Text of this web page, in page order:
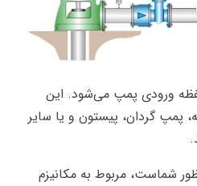
ورودی پمپ می‌شود. این
پمپ گردان، پیستون و یا سایر
شماست، مربوط به مکانیزم